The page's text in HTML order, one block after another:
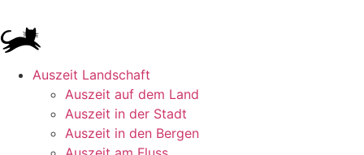
Auszeit Landschaft
Auszeit auf dem Land
Auszeit in der Stadt
Auszeit in den Bergen